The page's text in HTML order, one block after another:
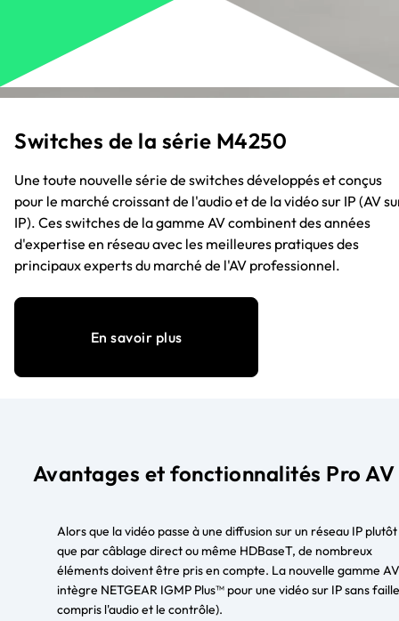
Switches de la série M4250
Une toute nouvelle série de switches développés et conçus
pour le marché croissant de l'audio et de la vidéo sur IP (AV
IP). Ces switches de la gamme AV combinent des années
d'expertise en réseau avec les meilleures pratiques des
principaux experts du marché de l'AV professionnel.
En savoir plus
Avantages et fonctionnalités Pro AV
Alors que la vidéo passe à une diffusion sur un réseau IP plutôt
que par câblage direct ou même HDBaseT, de nombreux
éléments doivent être pris en compte. La nouvelle gamme AV
intègre NETGEAR IGMP Plus™ pour une vidéo sur IP sans
compris l'audio et le contrôle).